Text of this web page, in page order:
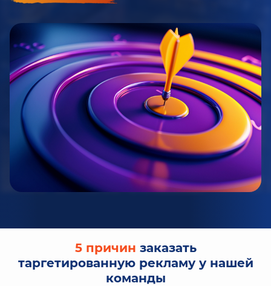
5 причин заказать
таргетированную рекламу у нашей
команды